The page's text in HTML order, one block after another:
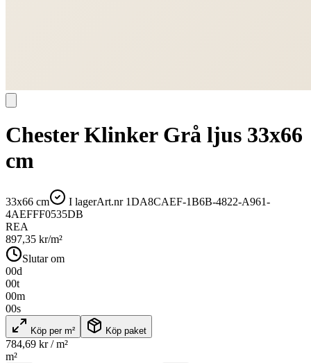
Chester Klinker Grå ljus 33x66
cm
33x66 cm I lagerArt.nr 1DA8CAEF-1B6B-4822-A961-
4AEFFF0535DB
REA
897,35 kr/m²
Slutar om
00d
00t
00m
00s
Köp per m² Köp paket
784,69 kr / m²
m²